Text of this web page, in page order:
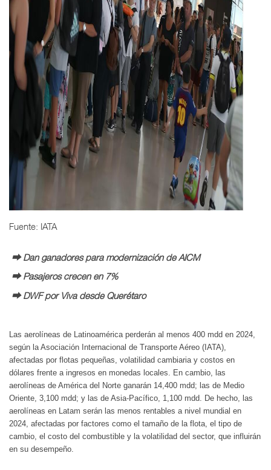
Fuente: IATA
⮕ Dan ganadores para modernización de AICM
⮕ Pasajeros crecen en 7%
⮕ DWF por Viva desde Querétaro
Las aerolíneas de Latinoamérica perderán al menos 400 mdd en 2024,
según la Asociación Internacional de Transporte Aéreo (IATA),
afectadas por flotas pequeñas, volatilidad cambiaria y costos en
dólares frente a ingresos en monedas locales. En cambio, las
aerolíneas de América del Norte ganarán 14,400 mdd; las de Medio
Oriente, 3,100 mdd; y las de Asia-Pacífico, 1,100 mdd. De hecho, las
aerolíneas en Latam serán las menos rentables a nivel mundial en
2024, afectadas por factores como el tamaño de la flota, el tipo de
cambio, el costo del combustible y la volatilidad del sector, que influirán
en su desempeño.